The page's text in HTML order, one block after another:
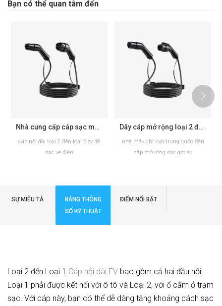
Bạn có thể quan tâm đến
Nhà cung cấp cáp sạc mở rộng EV một pha Ba pha Loại 2 đến Loại 2
cáp nối dài loại 2 đến loại 2 ev để
sạc xe điện
ĐỌC THÊM
Dây cáp mở rộng loại 2 đến GB T EVSE cho nhà sản xuất sạc EV
nhà máy chì loại trung quốc đến
cáp mở rộng sạc gbt ev
ĐỌC THÊM
SỰ MIÊU TẢ
BẢNG THÔNG
SỐ KỸ THUẬT
ĐIỂM NỔI BẬT
Loại 2 đến Loại 1 Cáp nối dài EV bao gồm cả hai đầu nối.
Loại 1 phải được kết nối với ô tô và Loại 2, với ổ cắm ở trạm
sạc. Với cáp này, bạn có thể dễ dàng tăng khoảng cách sạc